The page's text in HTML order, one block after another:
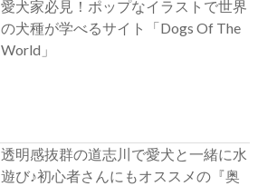
愛犬家必見！ポップなイラストで世界
の犬種が学べるサイト「Dogs Of The
World」
透明感抜群の道志川で愛犬と一緒に水
遊び♪初心者さんにもオススメの『奥